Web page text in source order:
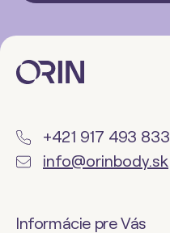
+421 917 493 833
info@orinbody.sk
Informácie pre Vás